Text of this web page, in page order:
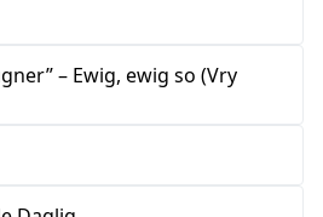
– Ewig, ewig so (Vry